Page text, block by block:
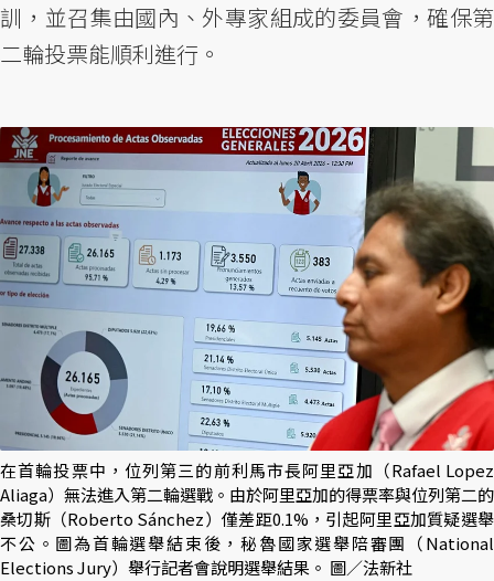
訓，並召集由國內、外專家組成的委員會，確保第
二輪投票能順利進行。
在首輪投票中，位列第三的前利馬市長阿里亞加（Rafael Lopez
Aliaga）無法進入第二輪選戰。由於阿里亞加的得票率與位列第二的
桑切斯（Roberto Sánchez）僅差距0.1%，引起阿里亞加質疑選舉
不公。圖為首輪選舉結束後，秘魯國家選舉陪審團（National
Elections Jury）舉行記者會說明選舉結果。 圖／法新社